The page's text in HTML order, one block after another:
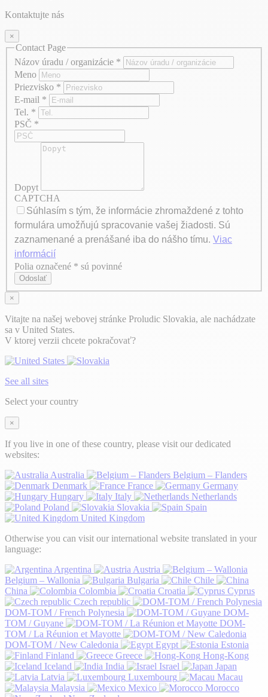
Kontaktujte nás
×
Contact Page
Názov úradu / organizácie *
Meno
Priezvisko *
E-mail *
Tel. *
PSČ *
Dopyt
CAPTCHA
Súhlasím s tým, že informácie zhromaždené z tohto
formulára umožňujú spracovanie vašej žiadosti. Sú
zaznamenané a prenášané iba do nášho tímu. Viac
informácií
Axeptio consent
Polia označené * sú povinné
Odoslať
×
Vitajte na našej webovej stránke Proludic Slovakia, ale nachádzate
sa v United States.
V ktorej verzii chcete pokračovať?
See all sites
Select your country
×
If you live in one of these country, please visit our dedicated
websites:
Australia
Belgium – Flanders
Denmark
France
Germany
Hungary
Italy
Netherlands
Poland
Slovakia
Spain
United Kingdom
Otherwise you can visit our international website translated in your
language:
Argentina
Austria
Belgium – Wallonia
Bulgaria
Chile
China
Colombia Croatia
Cyprus
Czech republic
DOM-TOM / French Polynesia
DOM-
TOM / Guyane
DOM-
TOM / La Réunion et Mayotte
DOM-TOM / New Caledonia
Egypt
Estonia
Finland
Greece
Hong-Kong
Iceland
India Israel
Japan
Latvia
Luxembourg
Macau
Malaysia
Mexico
Morocco